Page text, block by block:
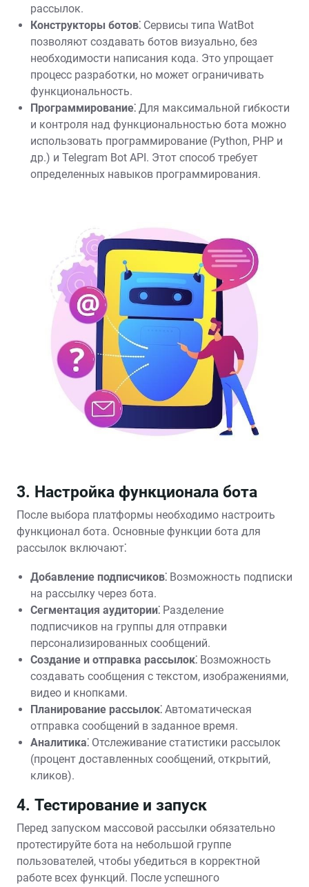
рассылок.
Конструкторы ботов⁚ Сервисы типа WatBot
позволяют создавать ботов визуально, без
необходимости написания кода. Это упрощает
процесс разработки, но может ограничивать
функциональность.
Программирование⁚ Для максимальной гибкости
и контроля над функциональностью бота можно
использовать программирование (Python, PHP и
др.) и Telegram Bot API. Этот способ требует
определенных навыков программирования.
3. Настройка функционала бота
После выбора платформы необходимо настроить
функционал бота. Основные функции бота для
рассылок включают⁚
Добавление подписчиков⁚ Возможность подписки
на рассылку через бота.
Сегментация аудитории⁚ Разделение
подписчиков на группы для отправки
персонализированных сообщений.
Создание и отправка рассылок⁚ Возможность
создавать сообщения с текстом, изображениями,
видео и кнопками.
Планирование рассылок⁚ Автоматическая
отправка сообщений в заданное время.
Аналитика⁚ Отслеживание статистики рассылок
(процент доставленных сообщений, открытий,
кликов).
4. Тестирование и запуск
Перед запуском массовой рассылки обязательно
протестируйте бота на небольшой группе
пользователей, чтобы убедиться в корректной
работе всех функций. После успешного